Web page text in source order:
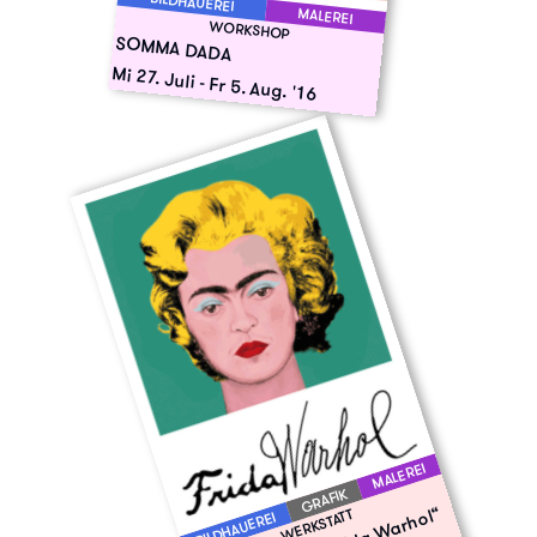
MALEREI
WORKSHOP
SOMMA DADA
Mi 27. Juli-Fr 5. Aug. '16
GRAFIK
MALEREI
WERKSTATT